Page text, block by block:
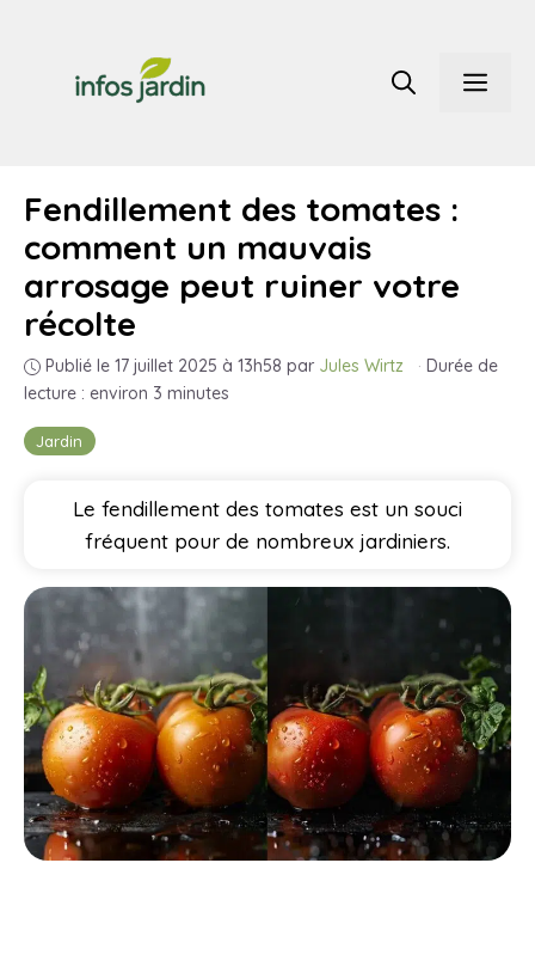
contenu
Jardin
Fendillement des tomates :
comment un mauvais
arrosage peut ruiner votre
récolte
Publié le 17 juillet 2025 à 13h58 par Jules Wirtz · Durée de
lecture : environ 3 minutes
Le fendillement des tomates est un souci
fréquent pour de nombreux jardiniers.